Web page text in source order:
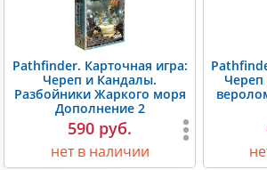
Pathfinder. Карточная игра:
Череп и Кандалы.
Разбойники Жаркого моря
Дополнение 2
590 руб.
нет в наличии